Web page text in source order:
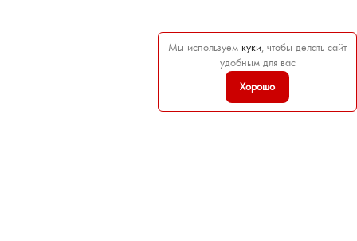
Мы используем куки , чтобы делать сайт
удобным для вас
Хорошо